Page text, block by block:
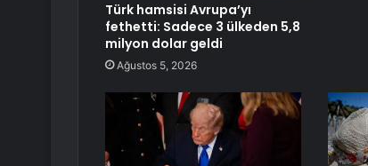
Türk hamsisi Avrupa’yı
fethetti: Sadece 3 ülkeden 5,8
milyon dolar geldi
Ağustos 5, 2026